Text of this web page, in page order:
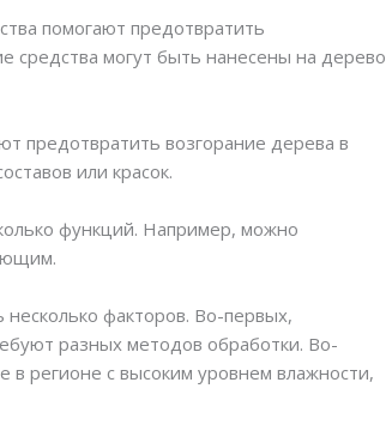
помогают предотвратить
могут быть нанесены на дерево
предотвратить возгорание дерева в
или красок.
функций. Например, можно
факторов. Во-первых,
разных методов обработки. Во-
регионе с высоким уровнем влажности,